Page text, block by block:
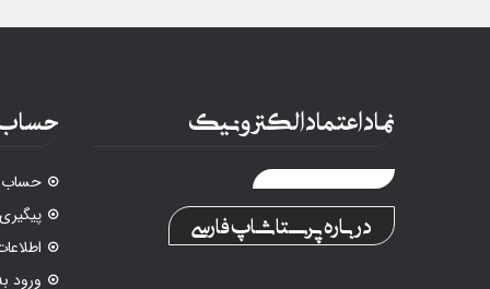
نماد اعتماد الکترونیک
درباره پرستاشاپ فارسی
حساب
ورود